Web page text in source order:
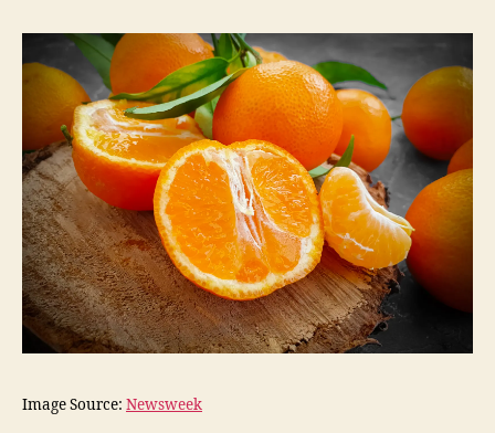
Image Source: Newsweek